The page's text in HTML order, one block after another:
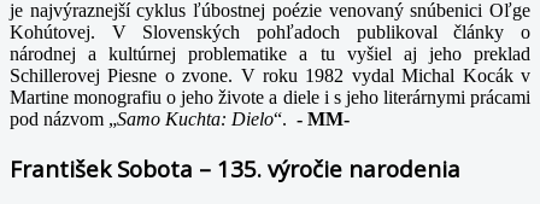
je najvýraznejší cyklus ľúbostnej poézie venovaný snúbenici Oľge
Kohútovej. V Slovenských pohľadoch publikoval články o
národnej a kultúrnej problematike a tu vyšiel aj jeho preklad
Schillerovej Piesne o zvone. V roku 1982 vydal Michal Kocák v
Martine monografiu o jeho živote a diele i s jeho literárnymi prácami
pod názvom „Samo Kuchta: Dielo“. - MM-
František Sobota – 135. výročie narodenia